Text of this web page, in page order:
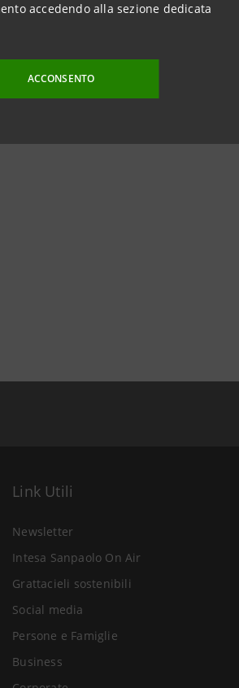
accedendo alla sezione dedicata
ACCONSENTO
Intesa Sanpaolo, rileva che il Sud
ne contano 182.998 pari a quasi il
– a
Link Utili
Newsletter
Intesa Sanpaolo On Air
Grattacieli sostenibili
Social media
Persone e Famiglie
Business